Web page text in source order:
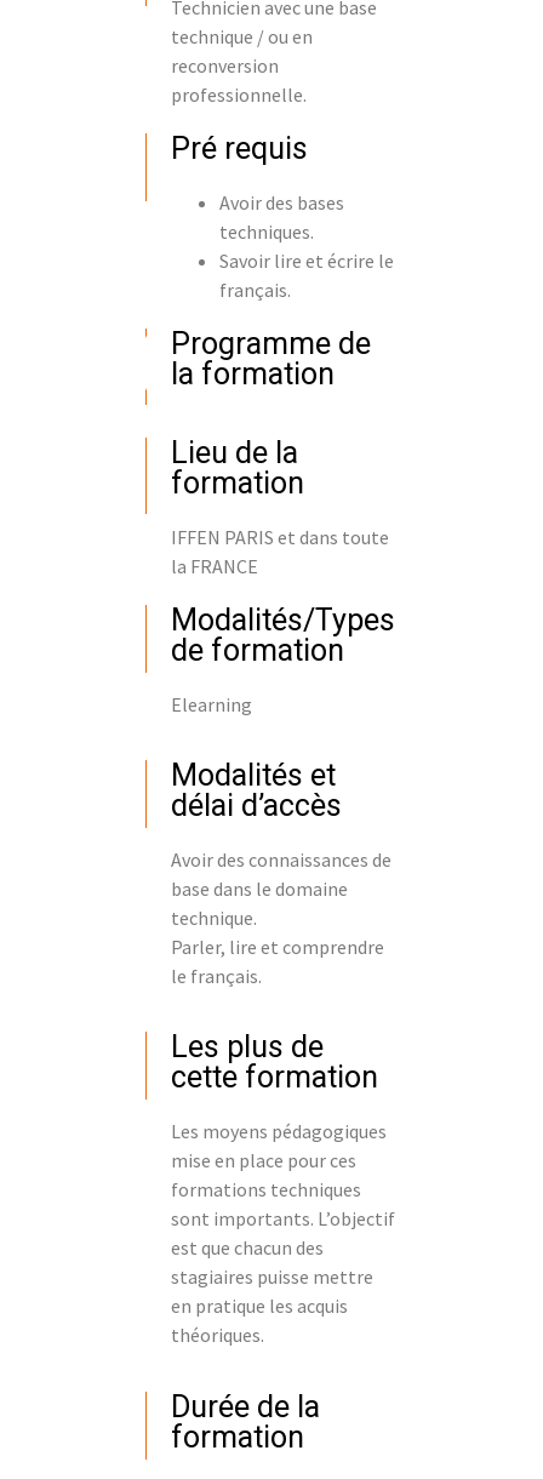
Technicien avec une base
technique / ou en
reconversion
professionnelle.
Pré requis
Avoir des bases
techniques.
Savoir lire et écrire le
français.
Programme de
la formation
Lieu de la
formation
IFFEN PARIS et dans toute
la FRANCE
Modalités/Types
de formation
Elearning
Modalités et
délai d’accès
Avoir des connaissances de
base dans le domaine
technique.
Parler, lire et comprendre
le français.
Les plus de
cette formation
Les moyens pédagogiques
mise en place pour ces
formations techniques
sont importants. L’objectif
est que chacun des
stagiaires puisse mettre
en pratique les acquis
théoriques.
Durée de la
formation